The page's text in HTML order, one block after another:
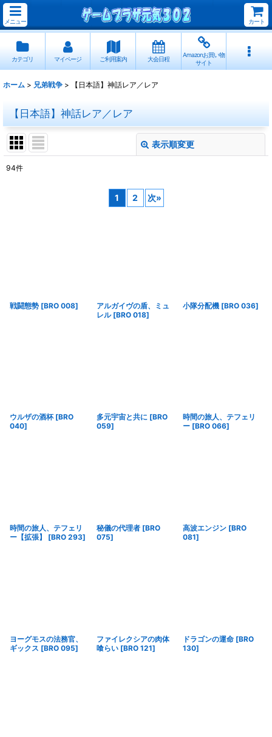
メニュー カート
カテゴリ マイページ ご利用案内 大会日程
Amazonお買い物
サイト
ホーム > 兄弟戦争 > 【日本語】神話レア／レア
【日本語】神話レア／レア
表示順変更
94件
1 2 次»
戦闘態勢 [BRO 008]
アルガイヴの盾、ミュ
レル [BRO 018]
小隊分配機 [BRO 036]
ウルザの酒杯 [BRO
040]
多元宇宙と共に [BRO
059]
時間の旅人、テフェリ
ー [BRO 066]
時間の旅人、テフェリ
ー【拡張】
[BRO 293]
秘儀の代理者 [BRO
075]
高波エンジン [BRO
081]
ヨーグモスの法務官、
ギックス [BRO 095]
ファイレクシアの肉体
喰らい [BRO 121]
ドラゴンの運命 [BRO
130]